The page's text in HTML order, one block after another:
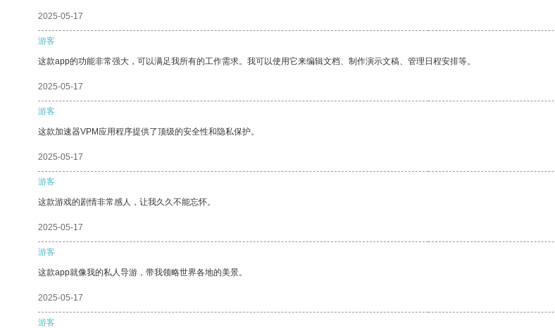
2025-05-17
游客
这款app的功能非常强大，可以满足我所有的工作需求。我可以使用它来编辑文档、制作演示文稿、管理日程安排等。
2025-05-17
游客
这款加速器VPM应用程序提供了顶级的安全性和隐私保护。
2025-05-17
游客
这款游戏的剧情非常感人，让我久久不能忘怀。
2025-05-17
游客
这款app就像我的私人导游，带我领略世界各地的美景。
2025-05-17
游客